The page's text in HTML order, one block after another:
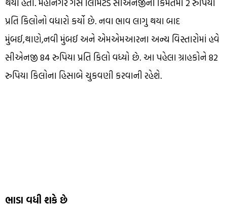
પ્રતિ કિલોનો વધારો કર્યો છે. નવા ભાવ લાગુ થયા બાદ
મુંબઈ,થાણે,નવી મુંબઈ અને એમએમઆરના અન્ય વિસ્તારોમાં હવે
સીએનજી 84 રુપિયા પ્રતિ કિલો વધ્યો છે. આ પહેલા ગ્રાહકોને 82
રુપિયા કિલોના હિસાબે ચુકવણી કરવાની રહેશે.
ભાડા વધી શકે છે